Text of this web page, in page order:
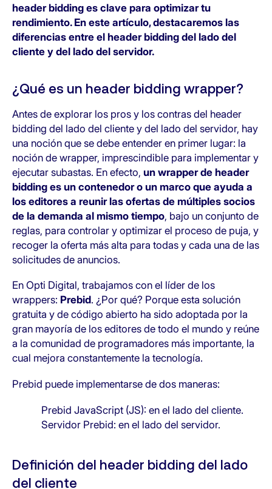
header bidding es clave para optimizar tu
rendimiento. En este artículo, destacaremos las
diferencias entre el header bidding del lado del
cliente y del lado del servidor.
¿Qué es un header bidding wrapper?
Antes de explorar los pros y los contras del header
bidding del lado del cliente y del lado del servidor, hay
una noción que se debe entender en primer lugar: la
noción de wrapper, imprescindible para implementar y
ejecutar subastas. En efecto, un wrapper de header
bidding es un contenedor o un marco que ayuda a
los editores a reunir las ofertas de múltiples socios
de la demanda al mismo tiempo, bajo un conjunto de
reglas, para controlar y optimizar el proceso de puja, y
recoger la oferta más alta para todas y cada una de las
solicitudes de anuncios.
​​En Opti Digital, trabajamos con el líder de los
wrappers: Prebid. ¿Por qué? Porque esta solución
gratuita y de código abierto ha sido adoptada por la
gran mayoría de los editores de todo el mundo y reúne
a la comunidad de programadores más importante, la
cual mejora constantemente la tecnología.
Prebid puede implementarse de dos maneras:
Prebid JavaScript (JS): en el lado del cliente.
Servidor Prebid: en el lado del servidor.
Definición del header bidding del lado
del cliente